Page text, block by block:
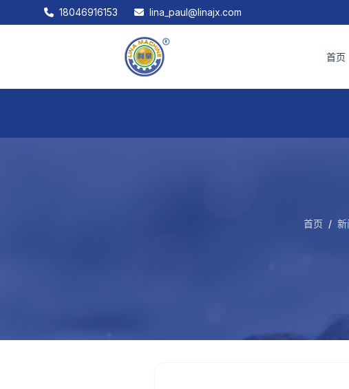
18046916153 lina_paul@linajx.com
首页
首页 / 新